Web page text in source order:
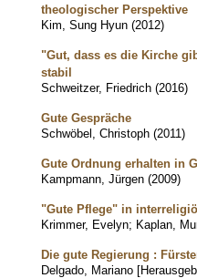
theologischer Perspektive
Kim, Sung Hyun (2012)
"Gut, dass es die Kirche
stabil
Schweitzer, Friedrich (2016)
Gute Gespräche
Schwöbel, Christoph (2011)
Gute Ordnung erhalten in
Kampmann, Jürgen (2009)
"Gute Pflege" in
Krimmer, Evelyn; Kaplan,
Die gute Regierung :
Delgado, Mariano